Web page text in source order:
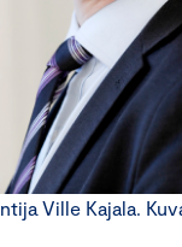
Ville Kajala.